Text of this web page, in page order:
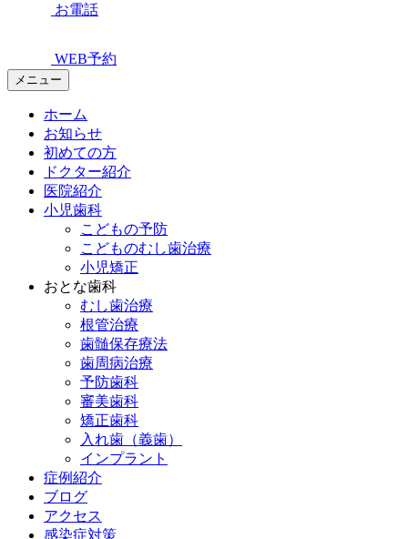
お電話
WEB予約
メニュー
ホーム
お知らせ
初めての方
ドクター紹介
医院紹介
小児歯科
こどもの予防
こどものむし歯治療
小児矯正
おとな歯科
むし歯治療
根管治療
歯髄保存療法
歯周病治療
予防歯科
審美歯科
矯正歯科
入れ歯（義歯）
インプラント
症例紹介
ブログ
アクセス
感染症対策